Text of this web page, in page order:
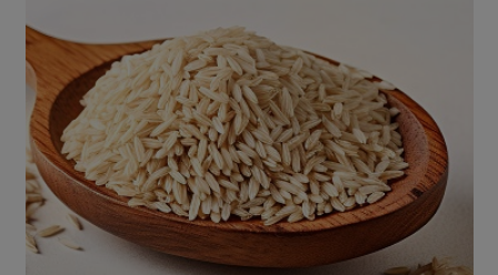
豆製品 米麵雜糧
肉品・水產
畜產肉類 水產
水畜加工品
調理食材・點心
常備菜
蔬食
蛋料理
料理方式
烘焙．點心
更多預購活動
當季產品
合作25-經典快閃最後一週
合作25-精選產品第四彈
合作25-精選產品第三彈
社內大小事 合作聯合國
產品故事 生活提案
樂齡生活 親子食育
廚房瑜伽
關注議題
惜食
關於我們
合作社組織
員工與求才
產品檢驗
自主把關